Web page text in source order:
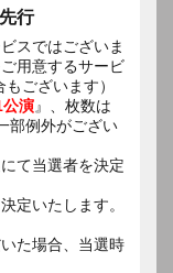
行
スではございま
用意するサービ
ございます）
公演』、枚数は
部例外がござい
て当選者を決定
定いたします。
た場合、当選時